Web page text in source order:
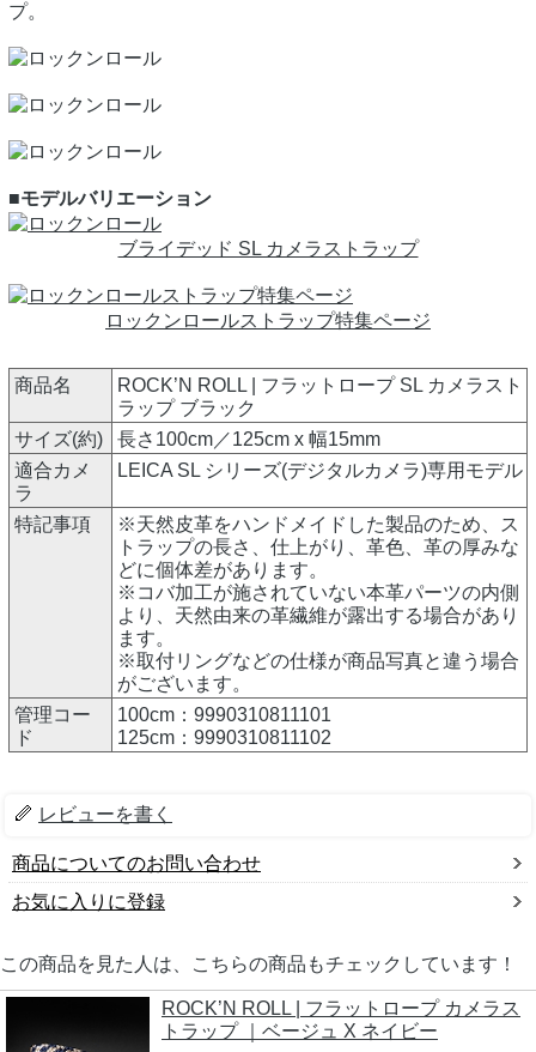
プ。
■モデルバリエーション
ブライデッド SL カメラストラップ
ロックンロールストラップ特集ページ
商品名
ROCK’N ROLL | フラットロープ SL カメラスト
ラップ ブラック
サイズ(約)
長さ100cm／125cm x 幅15mm
適合カメ
ラ
LEICA SL シリーズ(デジタルカメラ)専用モデル
特記事項
※天然皮革をハンドメイドした製品のため、ス
トラップの長さ、仕上がり、革色、革の厚みな
どに個体差があります。
※コバ加工が施されていない本革パーツの内側
より、天然由来の革繊維が露出する場合があり
ます。
※取付リングなどの仕様が商品写真と違う場合
がございます。
管理コー
ド
100cm：9990310811101
125cm：9990310811102
レビューを書く
商品についてのお問い合わせ
お気に入りに登録
この商品を見た人は、こちらの商品もチェックしています！
ROCK’N ROLL | フラットロープ カメラス
トラップ ｜ベージュ X ネイビー